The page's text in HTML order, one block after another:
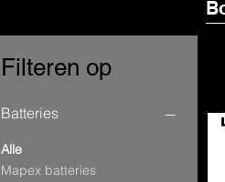
Filteren op
Batteries
Alle
Mapex batteries